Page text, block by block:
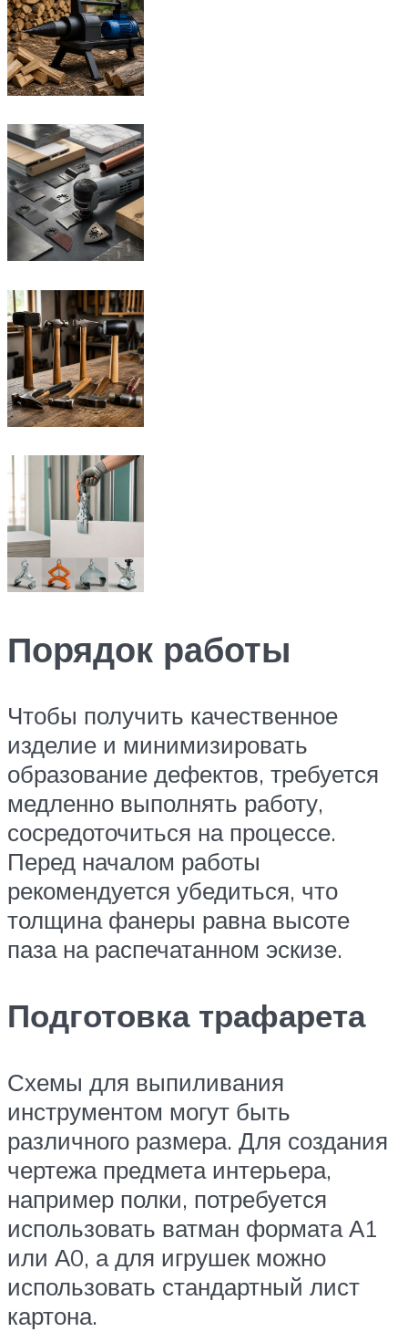
Порядок работы
Чтобы получить качественное
изделие и минимизировать
образование дефектов, требуется
медленно выполнять работу,
сосредоточиться на процессе.
Перед началом работы
рекомендуется убедиться, что
толщина фанеры равна высоте
паза на распечатанном эскизе.
Подготовка трафарета
Схемы для выпиливания
инструментом могут быть
различного размера. Для создания
чертежа предмета интерьера,
например полки, потребуется
использовать ватман формата А1
или А0, а для игрушек можно
использовать стандартный лист
картона.